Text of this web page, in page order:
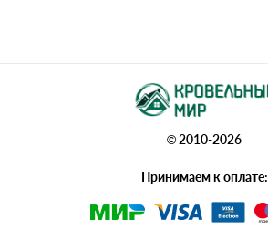
© 2010-2026
Принимаем к оплате: